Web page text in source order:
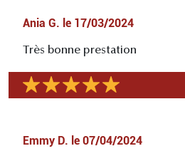
Ania G. le 17/03/2024
Très bonne prestation
Emmy D. le 07/04/2024